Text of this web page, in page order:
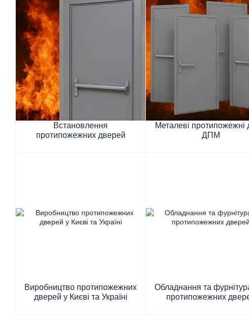
Встановлення
протипожежних дверей
Металеві протипожежні
ДПМ
Виробництво протипожежних
дверей у Києві та Україні
Обладнання та
протипожежних